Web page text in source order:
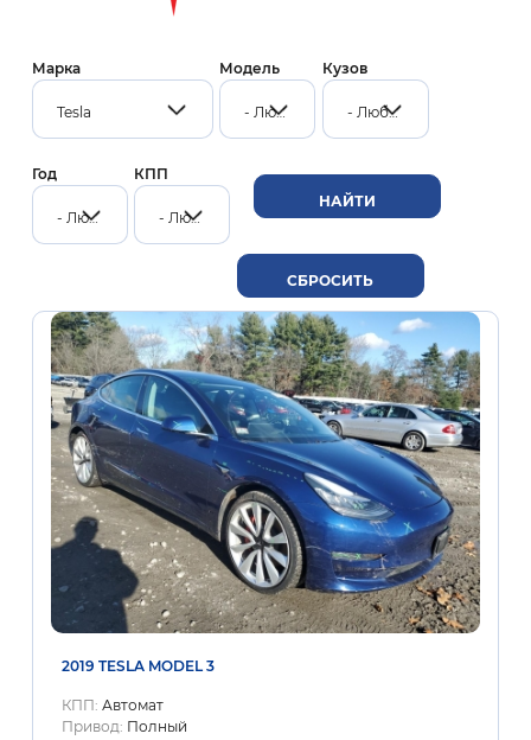
Марка
Tesla
Модель
- Любой -
Кузов
- Любой -
Год
- Любой -
КПП
- Любой -
2019 TESLA MODEL 3
КПП: Автомат
Привод: Полный
Нумерация
страниц